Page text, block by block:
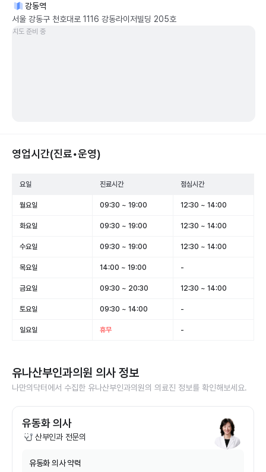
강동역
서울 강동구 천호대로 1116 강동라이저빌딩 205호
지도 준비 중
영업시간(진료•운영)
요일 진료시간 점심시간
월요일 09:30 ~ 19:00 12:30 ~ 14:00
화요일 09:30 ~ 19:00 12:30 ~ 14:00
수요일 09:30 ~ 19:00 12:30 ~ 14:00
목요일 14:00 ~ 19:00 -
금요일 09:30 ~ 20:30 12:30 ~ 14:00
토요일 09:30 ~ 14:00 -
일요일 휴무 -
유나산부인과의원 의사 정보
나만의닥터에서 수집한 유나산부인과의원의 의료진 정보를 확인해보세요.
유동화 의사
산부인과 전문의
유동화의사 약력